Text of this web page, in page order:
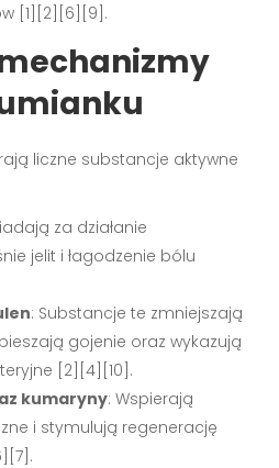
[1][2][6][9].
liczne substancje aktywne
za działanie
jelit i łagodzenie bólu
: Substancje te zmniejszają
gojenie oraz wykazują
[2][4][10].
kumaryny: Wspierają
i stymulują regenerację